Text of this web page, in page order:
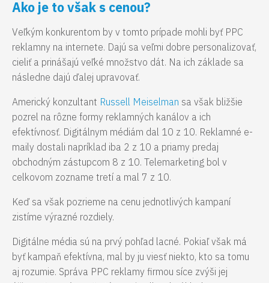
Ako je to však s cenou?
Veľkým konkurentom by v tomto prípade mohli byť PPC
reklamny na internete. Dajú sa veľmi dobre personalizovať,
cieliť a prinášajú veľké množstvo dát. Na ich základe sa
následne dajú ďalej upravovať.
Americký konzultant Russell Meiselman sa však bližšie
pozrel na rôzne formy reklamných kanálov a ich
efektívnosť. Digitálnym médiám dal 10 z 10. Reklamné e-
maily dostali napríklad iba 2 z 10 a priamy predaj
obchodným zástupcom 8 z 10. Telemarketing bol v
celkovom zozname tretí a mal 7 z 10.
Keď sa však pozrieme na cenu jednotlivých kampaní
zistíme výrazné rozdiely.
Digitálne média sú na prvý pohľad lacné. Pokiaľ však má
byť kampaň efektívna, mal by ju viesť niekto, kto sa tomu
aj rozumie. Správa PPC reklamy firmou síce zvýši jej